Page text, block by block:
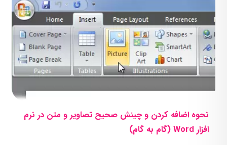
نحوه اضافه کردن و چینش صحیح تصاویر و متن در نرم
افزار Word (گام به گام)